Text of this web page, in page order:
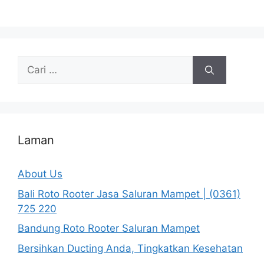
Cari
Laman
About Us
Bali Roto Rooter Jasa Saluran Mampet | (0361)
725 220
Bandung Roto Rooter Saluran Mampet
Bersihkan Ducting Anda, Tingkatkan Kesehatan